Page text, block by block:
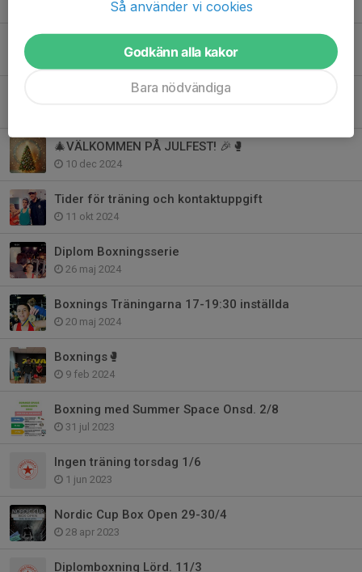
3 mar 2025
Boxningstävling 18/1
🎄VÄLKOMMEN PÅ JULFEST! 🎉🥊
10 dec 2024
Tider för träning och kontaktuppgift
11 okt 2024
Diplom Boxningsserie
26 maj 2024
Boxnings Träningarna 17-19:30 inställda
20 maj 2024
Boxnings🥊
9 feb 2024
Boxning med Summer Space Onsd. 2/8
31 jul 2023
Ingen träning torsdag 1/6
1 jun 2023
Nordic Cup Box Open 29-30/4
28 apr 2023
Diplomboxning Lörd. 11/3
Så använder vi cookies
Godkänn alla kakor
Bara nödvändiga